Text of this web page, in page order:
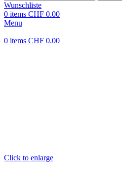
Wunschliste
0 items CHF 0.00
Menu
0 items CHF 0.00
Click to enlarge